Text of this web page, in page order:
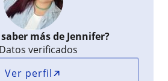
más de Jennifer?
Datos verificados
Ver perfil